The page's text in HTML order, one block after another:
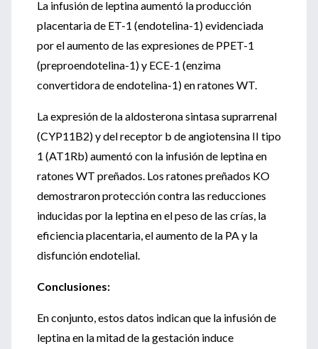
La infusión de leptina aumentó la producción
placentaria de ET-1 (endotelina-1) evidenciada
por el aumento de las expresiones de PPET-1
(preproendotelina-1) y ECE-1 (enzima
convertidora de endotelina-1) en ratones WT.
La expresión de la aldosterona sintasa suprarrenal
(CYP11B2) y del receptor b de angiotensina II tipo
1 (AT1Rb) aumentó con la infusión de leptina en
ratones WT preñados. Los ratones preñados KO
demostraron protección contra las reducciones
inducidas por la leptina en el peso de las crías, la
eficiencia placentaria, el aumento de la PA y la
disfunción endotelial.
Conclusiones:
En conjunto, estos datos indican que la infusión de
leptina en la mitad de la gestación induce